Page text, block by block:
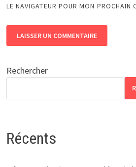
LE NAVIGATEUR POUR MON PROCHAIN
Rechercher
Récents